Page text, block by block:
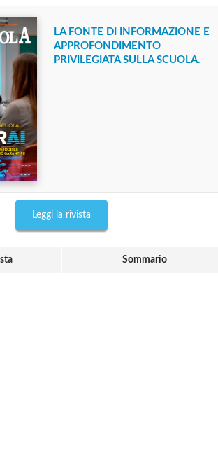
LA FONTE DI INFORMAZIONE E
APPROFONDIMENTO
PRIVILEGIATA SULLA SCUOLA.
Leggi la rivista
Sommario